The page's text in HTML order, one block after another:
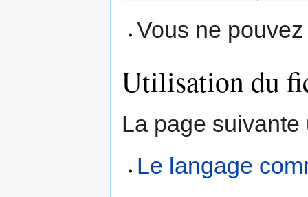
Vous ne
Utilisation du
La page
Le langage